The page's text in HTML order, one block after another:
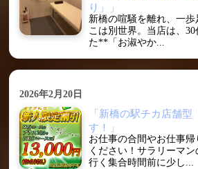
り」」
新橋の喧騒を離れ、一
こは別世界。当店は、
た**「お淑やか...
2026年2月20日
「新橋の駅チカ店舗
す！」
お仕事の合間やお仕事
ください！サラリーマ
行く集合時間前に少し...